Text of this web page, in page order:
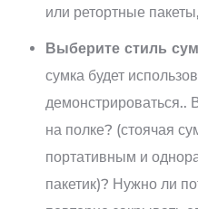
или ретортные
Выберите стиль
сумка будет
демонстрироваться..
на полке? (стоячая
портативным и
пакетик)? Нужно ли